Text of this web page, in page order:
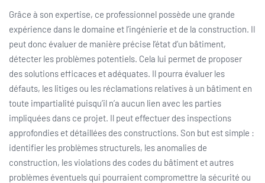
Grâce à son expertise, ce professionnel possède une grande
expérience dans le domaine et l’ingénierie et de la construction. Il
peut donc évaluer de manière précise l’état d’un bâtiment,
détecter les problèmes potentiels. Cela lui permet de proposer
des solutions efficaces et adéquates. Il pourra évaluer les
défauts, les litiges ou les réclamations relatives à un bâtiment en
toute impartialité puisqu’il n’a aucun lien avec les parties
impliquées dans ce projet. Il peut effectuer des inspections
approfondies et détaillées des constructions. Son but est simple :
identifier les problèmes structurels, les anomalies de
construction, les violations des codes du bâtiment et autres
problèmes éventuels qui pourraient compromettre la sécurité ou